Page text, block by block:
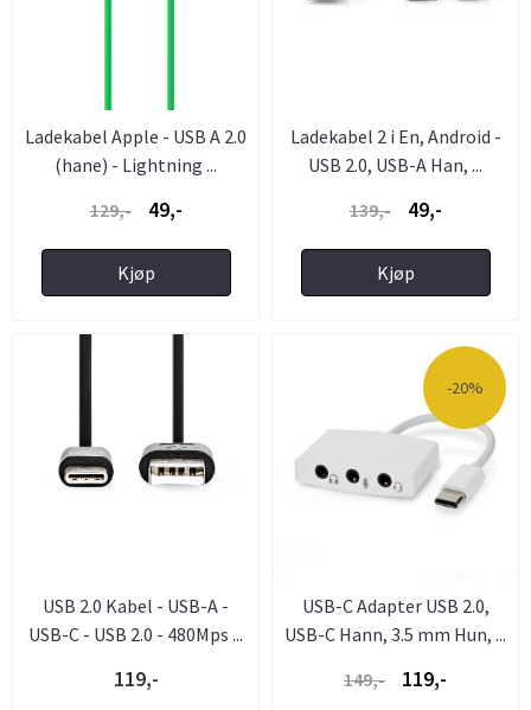
Ladekabel Apple - USB A 2.0
(hane) - Lightning ...
129,-
49,-
Kjøp
Ladekabel 2 i En, Android -
USB 2.0, USB-A Han, ...
139,-
49,-
Kjøp
USB 2.0 Kabel - USB-A -
USB-C - USB 2.0 - 480Mps ...
119,-
-20%
USB-C Adapter USB 2.0,
USB-C Hann, 3.5 mm Hun, ...
149,-
119,-